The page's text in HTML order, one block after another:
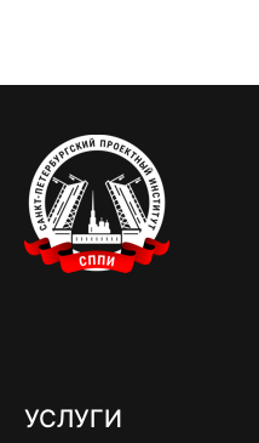
УСЛУГИ